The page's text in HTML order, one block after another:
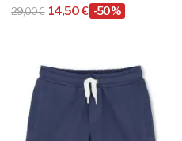
29,00 € 14,50 € -50%